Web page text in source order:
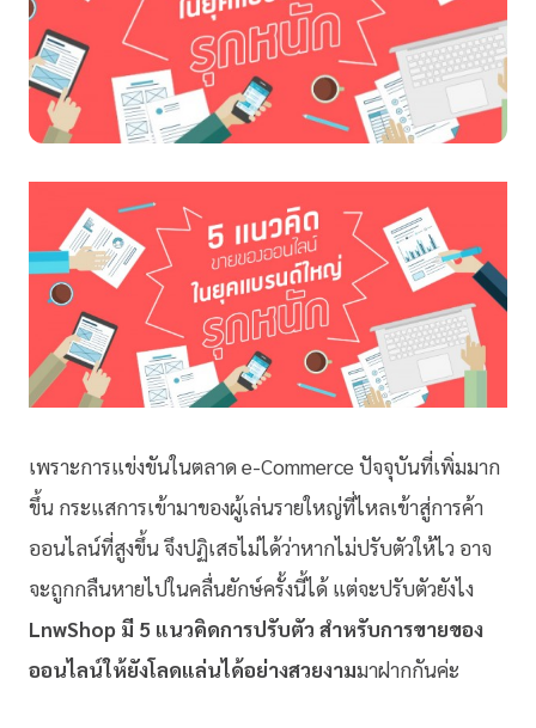
เพราะการแข่งขันในตลาด e-Commerce ปัจจุบันที่เพิ่มมาก
ขึ้น กระแสการเข้ามาของผู้เล่นรายใหญ่ที่ไหลเข้าสู่การค้า
ออนไลน์ที่สูงขึ้น จึงปฏิเสธไม่ได้ว่าหากไม่ปรับตัวให้ไว อาจ
จะถูกกลืนหายไปในคลื่นยักษ์ครั้งนี้ได้ แต่จะปรับตัวยังไง
LnwShop มี 5 แนวคิดการปรับตัว สำหรับการขายของ
ออนไลน์ให้ยังโลดแล่นได้อย่างสวยงามมาฝากกันค่ะ